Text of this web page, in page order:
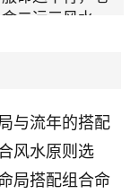
与流年的搭配
风水原则选
局搭配组合命
二运三风水，
太岁，看年
！
19
挫，店开一家关